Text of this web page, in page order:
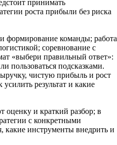
принимать
роста прибыли без риска
формирование команды; работа
соревнование с
«выбери правильный ответ»:
пользоваться подсказками.
чистую прибыль и рост
результат и какие
оценку и краткий разбор; в
с конкретными
какие инструменты внедрить и